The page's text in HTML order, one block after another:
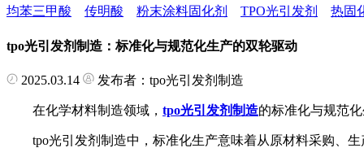
均苯三甲酸 传明酸 粉末涂料固化剂 TPO光引发剂 热固
tpo光引发剂制造：标准化与规范化生产的双轮驱动
2025.03.14 发布者：tpo光引发剂制造
在化学材料制造领域， tpo光引发剂制造的标准化与规范
tpo光引发剂制造中，标准化生产意味着从原材料采购、生